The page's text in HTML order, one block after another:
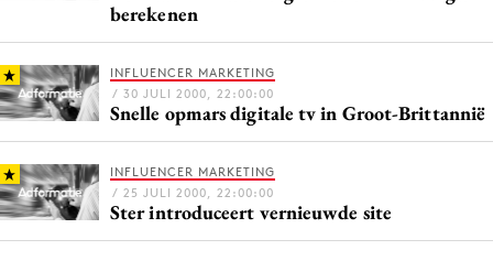
berekenen
INFLUENCER MARKETING
/ 30 JULI 2000, 22:00:00
Snelle opmars digitale tv in Groot-Brittannië
INFLUENCER MARKETING
/ 25 JULI 2000, 22:00:00
Ster introduceert vernieuwde site